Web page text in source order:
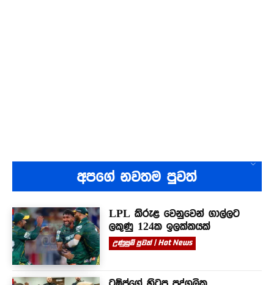
අපගේ නවතම පුවත්
LPL කිරුළ වෙනුවෙන් ගාල්ලට
ලකුණු 124ක ඉලක්කයක්
උණුසුම් පුවත් | Hot News